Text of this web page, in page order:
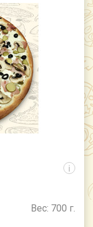
i
Вес: 700 г.